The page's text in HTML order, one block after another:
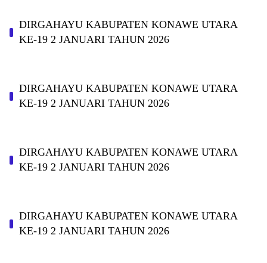
DIRGAHAYU KABUPATEN KONAWE UTARA
KE-19 2 JANUARI TAHUN 2026
DIRGAHAYU KABUPATEN KONAWE UTARA
KE-19 2 JANUARI TAHUN 2026
DIRGAHAYU KABUPATEN KONAWE UTARA
KE-19 2 JANUARI TAHUN 2026
DIRGAHAYU KABUPATEN KONAWE UTARA
KE-19 2 JANUARI TAHUN 2026